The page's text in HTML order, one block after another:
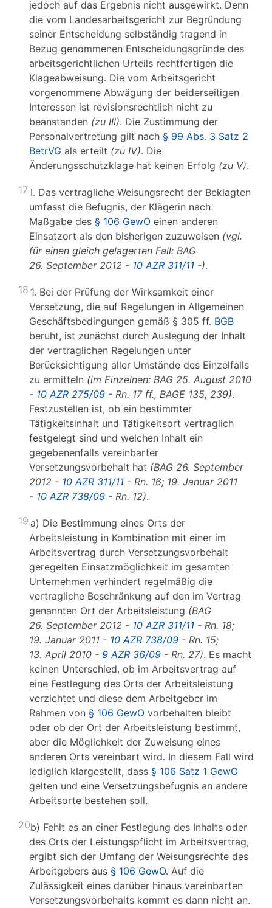
jedoch auf das Ergebnis nicht ausgewirkt. Denn
die vom Landesarbeitsgericht zur Begründung
seiner Entscheidung selbständig tragend in
Bezug genommenen Entscheidungsgründe des
arbeitsgerichtlichen Urteils rechtfertigen die
Klageabweisung. Die vom Arbeitsgericht
vorgenommene Abwägung der beiderseitigen
Interessen ist revisionsrechtlich nicht zu
beanstanden (zu III). Die Zustimmung der
Personalvertretung gilt nach § 99 Abs. 3 Satz 2
BetrVG als erteilt (zu IV). Die
Änderungsschutzklage hat keinen Erfolg (zu V).
17 I. Das vertragliche Weisungsrecht der Beklagten
umfasst die Befugnis, der Klägerin nach
Maßgabe des § 106 GewO einen anderen
Einsatzort als den bisherigen zuzuweisen (vgl.
für einen gleich gelagerten Fall: BAG
26. September 2012 - 10 AZR 311/11 -).
18 1. Bei der Prüfung der Wirksamkeit einer
Versetzung, die auf Regelungen in Allgemeinen
Geschäftsbedingungen gemäß § 305 ff. BGB
beruht, ist zunächst durch Auslegung der Inhalt
der vertraglichen Regelungen unter
Berücksichtigung aller Umstände des Einzelfalls
zu ermitteln (im Einzelnen: BAG 25. August 2010
- 10 AZR 275/09 - Rn. 17 ff., BAGE 135, 239).
Festzustellen ist, ob ein bestimmter
Tätigkeitsinhalt und Tätigkeitsort vertraglich
festgelegt sind und welchen Inhalt ein
gegebenenfalls vereinbarter
Versetzungsvorbehalt hat (BAG 26. September
2012 - 10 AZR 311/11 - Rn. 16; 19. Januar 2011
- 10 AZR 738/09 - Rn. 12).
19 a) Die Bestimmung eines Orts der
Arbeitsleistung in Kombination mit einer im
Arbeitsvertrag durch Versetzungsvorbehalt
geregelten Einsatzmöglichkeit im gesamten
Unternehmen verhindert regelmäßig die
vertragliche Beschränkung auf den im Vertrag
genannten Ort der Arbeitsleistung (BAG
26. September 2012 - 10 AZR 311/11 - Rn. 18;
19. Januar 2011 - 10 AZR 738/09 - Rn. 15;
13. April 2010 - 9 AZR 36/09 - Rn. 27). Es macht
keinen Unterschied, ob im Arbeitsvertrag auf
eine Festlegung des Orts der Arbeitsleistung
verzichtet und diese dem Arbeitgeber im
Rahmen von § 106 GewO vorbehalten bleibt
oder ob der Ort der Arbeitsleistung bestimmt,
aber die Möglichkeit der Zuweisung eines
anderen Orts vereinbart wird. In diesem Fall wird
lediglich klargestellt, dass § 106 Satz 1 GewO
gelten und eine Versetzungsbefugnis an andere
Arbeitsorte bestehen soll.
20b) Fehlt es an einer Festlegung des Inhalts oder
des Orts der Leistungspflicht im Arbeitsvertrag,
ergibt sich der Umfang der Weisungsrechte des
Arbeitgebers aus § 106 GewO. Auf die
Zulässigkeit eines darüber hinaus vereinbarten
Versetzungsvorbehalts kommt es dann nicht an.